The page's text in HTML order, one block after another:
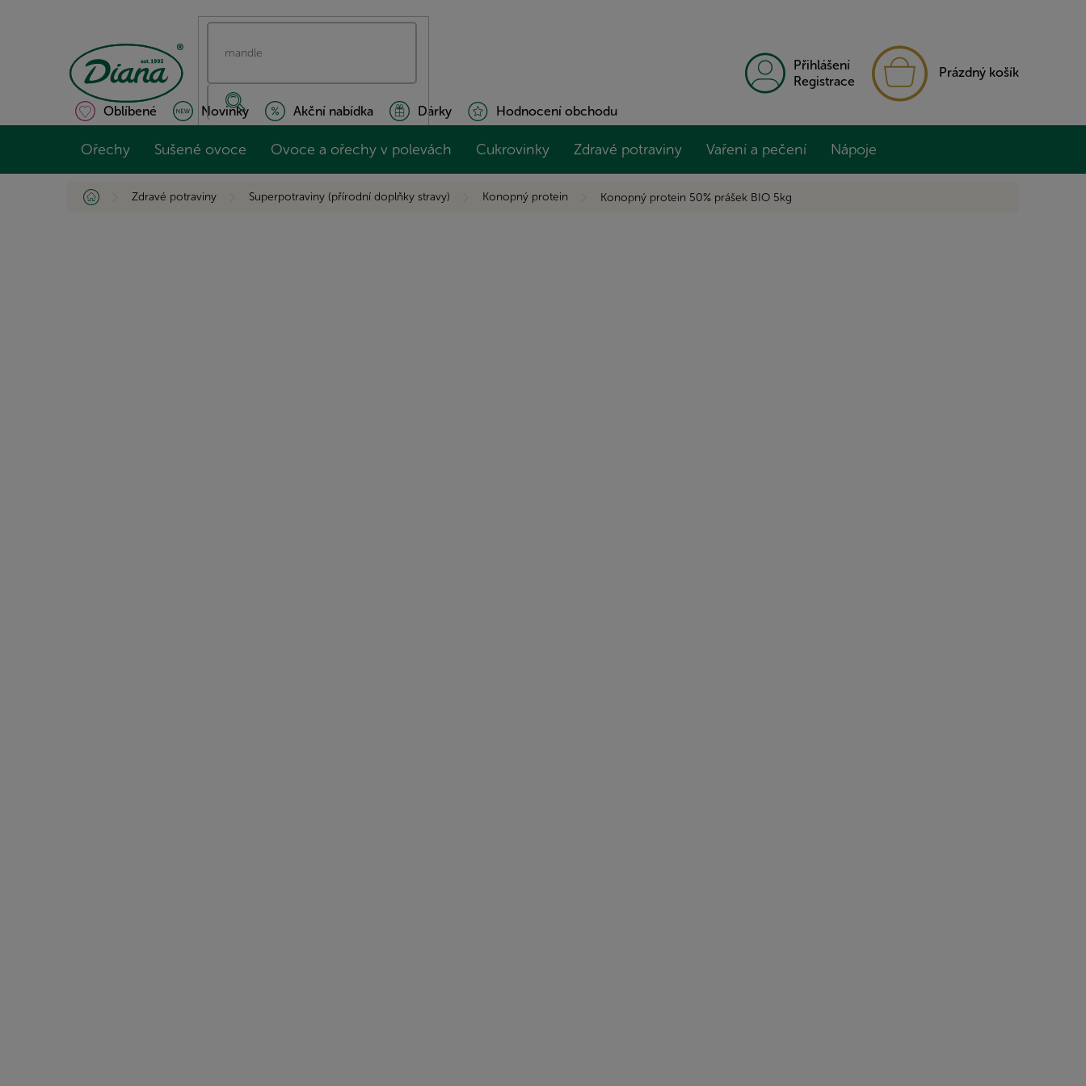
Přihlášení
Registrace
KOŠÍK
Prázdný košík
Oblíbené Novinky Akční nabídka Dárky Hodnocení obchodu
Ořechy Sušené ovoce Ovoce a ořechy v polevách Cukrovinky Zdravé potraviny Vaření a pečení Nápoje
Domů Zdravé potraviny Superpotraviny (přírodní doplňky stravy) Konopný protein Konopný protein 50% prášek BIO 5kg